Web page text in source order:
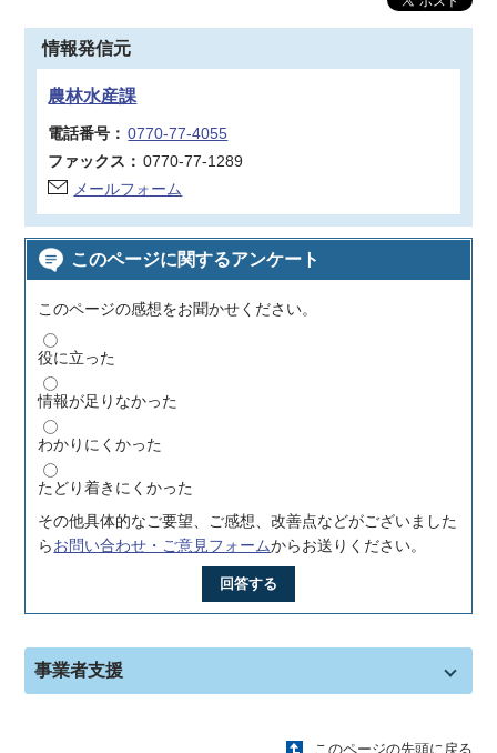
情報発信元
農林水産課
電話番号： 0770-77-4055
ファックス： 0770-77-1289
メールフォーム
このページに関するアンケート
このページの感想をお聞かせください。
役に立った
情報が足りなかった
わかりにくかった
たどり着きにくかった
その他具体的なご要望、ご感想、改善点などがございました
らお問い合わせ・ご意見フォームからお送りください。
回答する
事業者支援
このページの先頭に戻る